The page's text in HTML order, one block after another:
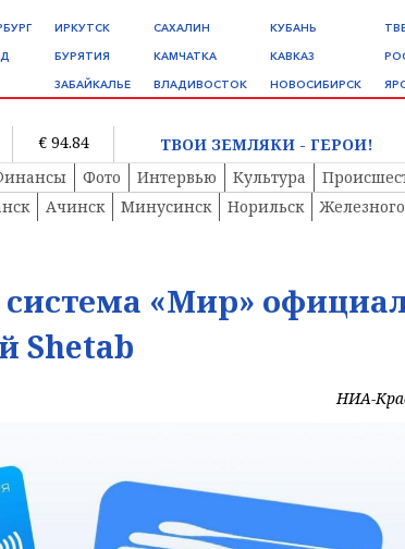
ИРКУТСК
БУРЯТИЯ
ЗАБАЙКАЛЬЕ
САХАЛИН
КАМЧАТКА
ВЛАДИВОСТОК
КУБАНЬ
КАВКАЗ
НОВОСИБИРСК
€ 94.84
ТВОИ ЗЕМЛЯКИ - ГЕРОИ!
Фото Интервью Культура
Ачинск Минусинск Норильск
«Мир»
Shetab
НИА-